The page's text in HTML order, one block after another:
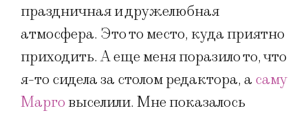
праздничная и дружелюбная
атмосфера. Это то место, куда приятно
приходить. А еще меня поразило то, что
я-то сидела за столом редактора, а саму
Марго выселили. Мне показалось